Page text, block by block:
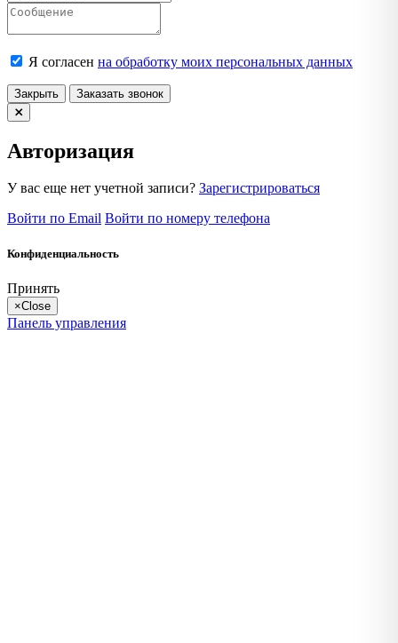
Я согласен на обработку моих персональных данных
Закрыть Заказать звонок
Авторизация
У вас еще нет учетной записи? Зарегистрироваться
Войти по Email Войти по номеру телефона
Конфиденциальность
Принять
×Close
Панель управления